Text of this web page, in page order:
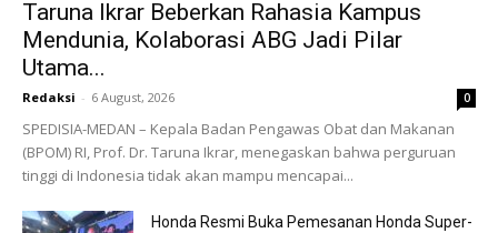
Taruna Ikrar Beberkan Rahasia Kampus
Mendunia, Kolaborasi ABG Jadi Pilar
Utama...
Redaksi - 6 August, 2026 0
SPEDISIA-MEDAN – Kepala Badan Pengawas Obat dan Makanan
(BPOM) RI, Prof. Dr. Taruna Ikrar, menegaskan bahwa perguruan
tinggi di Indonesia tidak akan mampu mencapai...
Honda Resmi Buka Pemesanan Honda Super-